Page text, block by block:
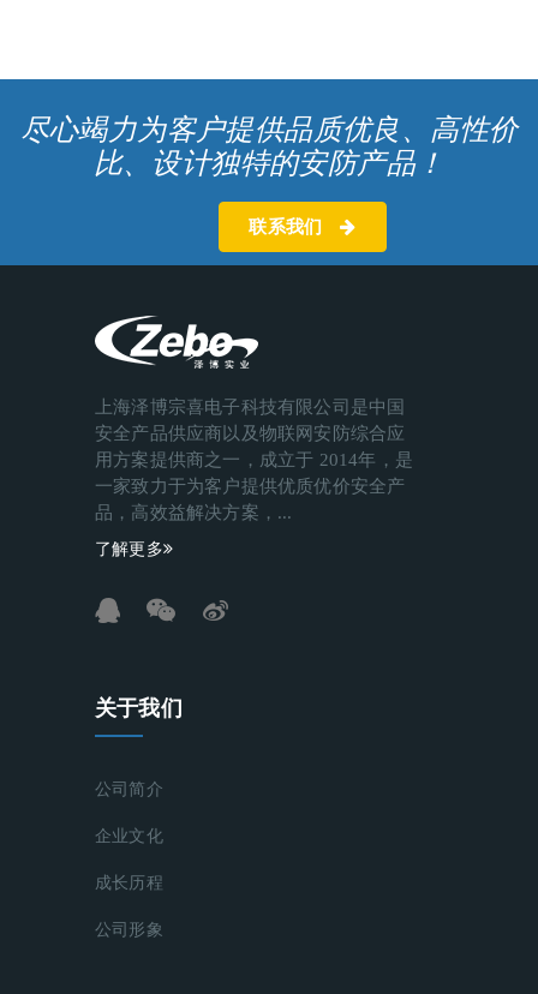
尽心竭力为客户提供品质优良、高性价
比、设计独特的安防产品！
联系我们
上海泽博宗喜电子科技有限公司是中国
安全产品供应商以及物联网安防综合应
用方案提供商之一，成立于 2014年，是
一家致力于为客户提供优质优价安全产
品，高效益解决方案，...
了解更多
关于我们
公司简介
企业文化
成长历程
公司形象